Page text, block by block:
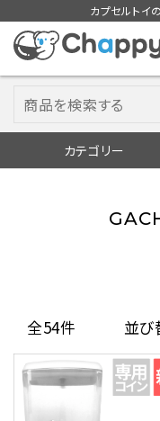
カプセルトイ
カテゴリー
販促用空カプセ
全54件 並び